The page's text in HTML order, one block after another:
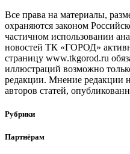
Все права на материалы,
охраняются законом
частичном использовании
новостей ТК «ГОРОД»
страницу www.tkgorod.ru
иллюстраций возможно
редакции. Мнение редакции
авторов статей,
Рубрики
Партнёрам